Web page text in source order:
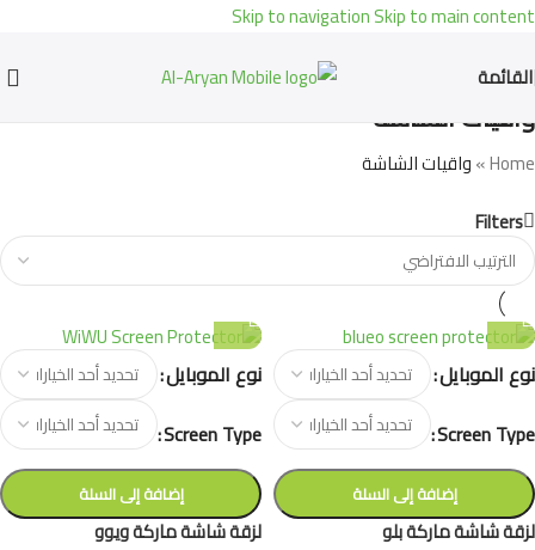
Skip to navigationSkip to main content
القائمة
واقيات الشاشة
Home
»واقيات الشاشة
Filters
نوع الموبايل
Screen Type
إضافة إلى السلة
لزقة شاشة ماركة بلو
نوع الموبايل
Screen Type
إضافة إلى السلة
لزقة شاشة ماركة ويوو